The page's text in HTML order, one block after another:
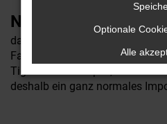
Nein.
Aus Kostengründen
dazu übergegangen, in einem
Fahrzeugtyp für ganz Europa zu
Tiguan zum Beispiel, aus
deshalb ein ganz normales
Optionale
Alle